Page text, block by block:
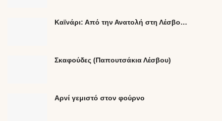
Καϊνάρι: Από την Ανατολή στη Λέσβο…
Σκαφούδες (Παπουτσάκια Λέσβου)
Αρνί γεμιστό στον φούρνο